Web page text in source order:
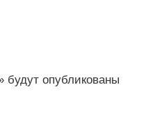
опубликованы